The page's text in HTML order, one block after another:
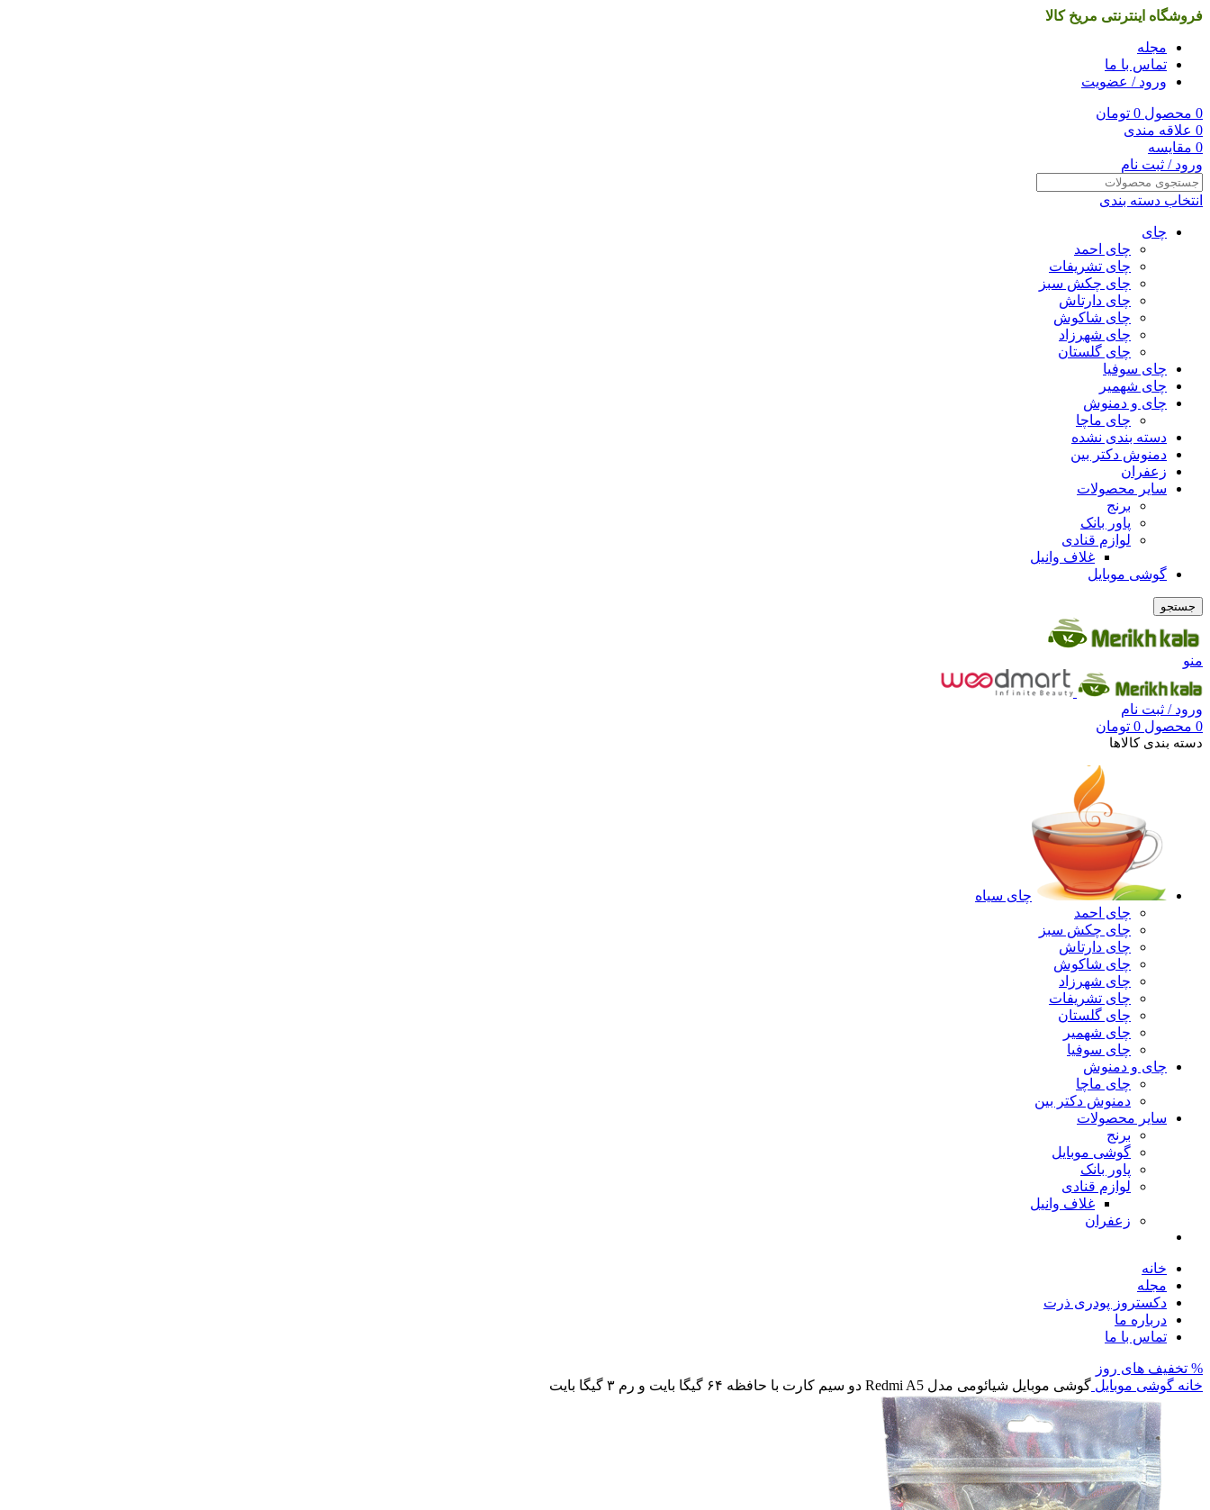
فروشگاه اینترنتی مریخ کالا
مجله
تماس با ما
ورود / عضویت
0 محصول 0 تومان
0 علاقه مندی
0 مقایسه
ورود / ثبت نام
انتخاب دسته بندی
چای
چای احمد
چای تشریفات
چای چکش سبز
چای دارتاش
چای شاکوش
چای شهرزاد
چای گلستان
چای سوفیا
چای شهمیر
چای و دمنوش
چای ماچا
دسته بندی نشده
دمنوش دکتر بین
زعفران
سایر محصولات
برنج
پاور بانک
لوازم قنادی
غلاف وانیل
گوشی موبایل
جستجو
منو
ورود / ثبت نام
0 محصول 0 تومان
دسته بندی کالاها
چای سیاه
چای احمد
چای چکش سبز
چای دارتاش
چای شاکوش
چای شهرزاد
چای تشریفات
چای گلستان
چای شهمیر
چای سوفیا
چای و دمنوش
چای ماچا
دمنوش دکتر بین
سایر محصولات
برنج
گوشی موبایل
پاور بانک
لوازم قنادی
غلاف وانیل
زعفران
خانه
مجله
دکستروز پودری ذرت
درباره ما
تماس با ما
% تخفیف های روز
خانه گوشی موبایل گوشی موبایل شیائومی مدل Redmi A5 دو سیم کارت با حافظه ۶۴ گیگا بایت و رم ۳ گیگا بایت